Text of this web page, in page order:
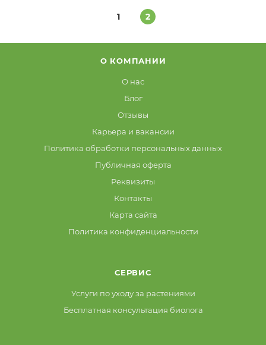
1 2
О КОМПАНИИ
О нас
Блог
Отзывы
Карьера и вакансии
Политика обработки персональных данных
Публичная оферта
Реквизиты
Контакты
Карта сайта
Политика конфиденциальности
СЕРВИС
Услуги по уходу за растениями
Бесплатная консультация биолога